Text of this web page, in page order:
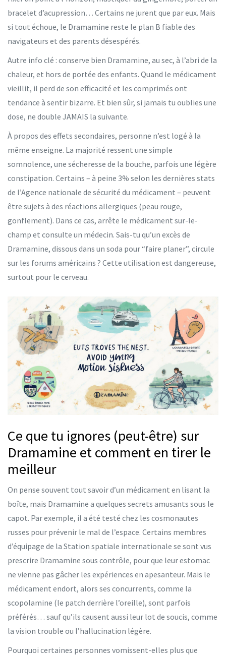
bracelet d’acupression… Certains ne jurent que par eux. Mais
si tout échoue, le Dramamine reste le plan B fiable des
navigateurs et des parents désespérés.
Autre info clé : conserve bien Dramamine, au sec, à l’abri de la
chaleur, et hors de portée des enfants. Quand le médicament
vieillit, il perd de son efficacité et les comprimés ont
tendance à sentir bizarre. Et bien sûr, si jamais tu oublies une
dose, ne double JAMAIS la suivante.
À propos des effets secondaires, personne n’est logé à la
même enseigne. La majorité ressent une simple
somnolence, une sécheresse de la bouche, parfois une légère
constipation. Certains – à peine 3% selon les dernières stats
de l’Agence nationale de sécurité du médicament – peuvent
être sujets à des réactions allergiques (peau rouge,
gonflement). Dans ce cas, arrête le médicament sur-le-
champ et consulte un médecin. Sais-tu qu’un excès de
Dramamine, dissous dans un soda pour “faire planer”, circule
sur les forums américains ? Cette utilisation est dangereuse,
surtout pour le cerveau.
Ce que tu ignores (peut-être) sur
Dramamine et comment en tirer le
meilleur
On pense souvent tout savoir d’un médicament en lisant la
boîte, mais Dramamine a quelques secrets amusants sous le
capot. Par exemple, il a été testé chez les cosmonautes
russes pour prévenir le mal de l’espace. Certains membres
d’équipage de la Station spatiale internationale se sont vus
prescrire Dramamine sous contrôle, pour que leur estomac
ne vienne pas gâcher les expériences en apesanteur. Mais le
médicament endort, alors ses concurrents, comme la
scopolamine (le patch derrière l’oreille), sont parfois
préférés… sauf qu’ils causent aussi leur lot de soucis, comme
la vision trouble ou l’hallucination légère.
Pourquoi certaines personnes vomissent-elles plus que